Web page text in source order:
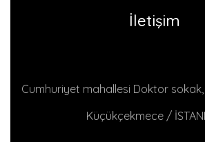
İletişim
Cumhuriyet mahallesi Doktor sokak,
Küçükçekmece /